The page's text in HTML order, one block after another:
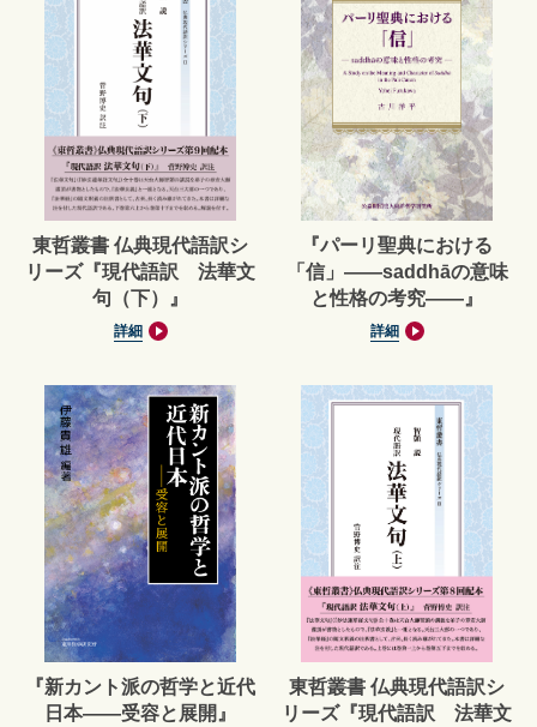
東哲叢書 仏典現代語訳シ
リーズ『現代語訳 法華文
句（下）』
詳細
『パーリ聖典における
「信」——saddhāの意味
と性格の考究——』
詳細
『新カント派の哲学と近代
日本――受容と展開』
東哲叢書 仏典現代語訳シ
リーズ『現代語訳 法華文